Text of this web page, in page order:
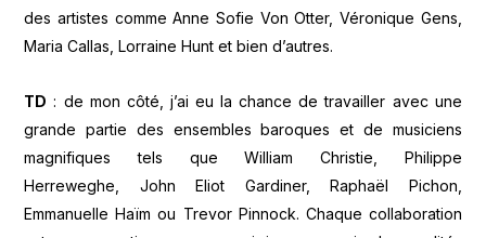
des artistes comme Anne Sofie Von Otter, Véronique Gens,
Maria Callas, Lorraine Hunt et bien d’autres.
TD : de mon côté, j’ai eu la chance de travailler avec une
grande partie des ensembles baroques et de musiciens
magnifiques tels que William Christie, Philippe
Herreweghe, John Eliot Gardiner, Raphaël Pichon,
Emmanuelle Haïm ou Trevor Pinnock. Chaque collaboration